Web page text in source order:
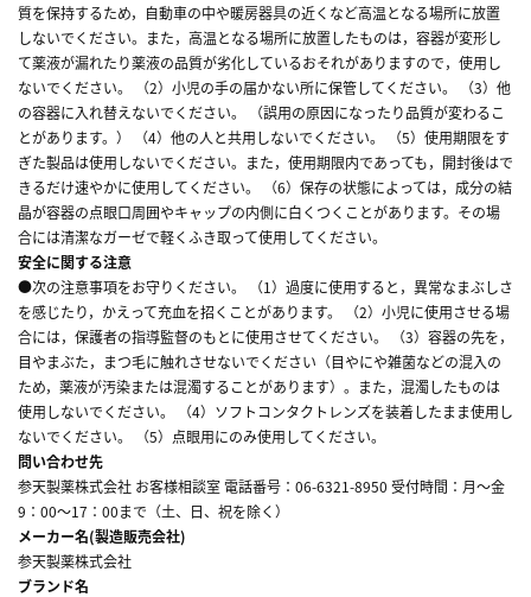
質を保持するため，自動車の中や暖房器具の近くなど高温となる場所に放置
しないでください。また，高温となる場所に放置したものは，容器が変形し
て薬液が漏れたり薬液の品質が劣化しているおそれがありますので，使用し
ないでください。 （2）小児の手の届かない所に保管してください。 （3）他
の容器に入れ替えないでください。 （誤用の原因になったり品質が変わるこ
とがあります。） （4）他の人と共用しないでください。 （5）使用期限をす
ぎた製品は使用しないでください。また，使用期限内であっても，開封後はで
きるだけ速やかに使用してください。 （6）保存の状態によっては，成分の結
晶が容器の点眼口周囲やキャップの内側に白くつくことがあります。その場
合には清潔なガーゼで軽くふき取って使用してください。
安全に関する注意
●次の注意事項をお守りください。 （1）過度に使用すると，異常なまぶしさ
を感じたり，かえって充血を招くことがあります。 （2）小児に使用させる場
合には，保護者の指導監督のもとに使用させてください。 （3）容器の先を，
目やまぶた，まつ毛に触れさせないでください（目やにや雑菌などの混入の
ため，薬液が汚染または混濁することがあります）。また，混濁したものは
使用しないでください。 （4）ソフトコンタクトレンズを装着したまま使用し
ないでください。 （5）点眼用にのみ使用してください。
問い合わせ先
参天製薬株式会社 お客様相談室 電話番号：06-6321-8950 受付時間：月～金
9：00～17：00まで（土、日、祝を除く）
メーカー名(製造販売会社)
参天製薬株式会社
ブランド名